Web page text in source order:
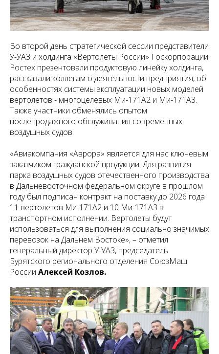
Во второй день стратегической сессии представители
У-УАЗ и холдинга «Вертолеты России» Госкорпорации
Ростех презентовали продуктовую линейку холдинга,
рассказали коллегам о деятельности предприятия, об
особенностях системы эксплуатации новых моделей
вертолетов - многоцелевых Ми-171А2 и Ми-171А3.
Также участники обменялись опытом
послепродажного обслуживания современных
воздушных судов.
«Авиакомпания «Аврора» является для нас ключевым
заказчиком гражданской продукции. Для развития
парка воздушных судов отечественного производства
в Дальневосточном федеральном округе в прошлом
году был подписан контракт на поставку до 2026 года
11 вертолетов Ми-171А2 и 10 Ми-171А3 в
транспортном исполнении. Вертолеты будут
использоваться для выполнения социально значимых
перевозок на Дальнем Востоке», – отметил
генеральный директор У-УАЗ, председатель
Бурятского регионального отделения СоюзМаш
России Алексей Козлов.